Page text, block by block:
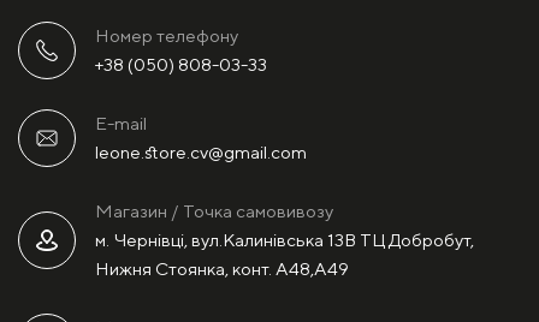
Номер телефону
+38 (050) 808-03-33
E-mail
leone.store.cv@gmail.com
Магазин / Точка самовивозу
м. Чернівці, вул.Калинівська 13В ТЦ Добробут,
Нижня Стоянка, конт. А48,А49